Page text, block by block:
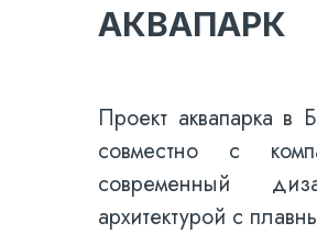
АКВАПАРК
Проект аквапарка в
совместно с
современный
архитектурой с